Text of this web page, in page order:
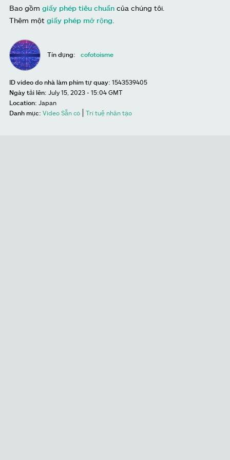
Bao gồm giấy phép tiêu chuẩn của chúng tôi.
Thêm một giấy phép mở rộng
Tín dụng: cofotoisme
ID video do nhà làm phim tự quay: 1543539405
Ngày tải lên: July 15, 2023 - 15:04 GMT
Location: Japan
Danh mục: Video Sẵn có Trí tuệ nhân tạo